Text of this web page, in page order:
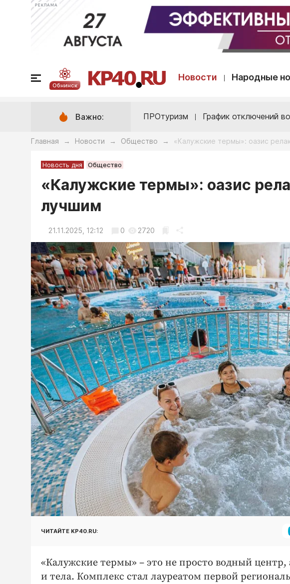
РЕКЛАМА
Обнинск
Новости Народные
Важно: ПРОтуризм График отключений
Главная → Новости → Общество → «Калужские термы»: оазис
Новость дня Общество
«Калужские термы»: оазис
лучшим
21.11.2025, 12:12 0 2720
ЧИТАЙТЕ KP40.RU:
«Калужские термы» – это не просто водный
и тела. Комплекс стал лауреатом первой